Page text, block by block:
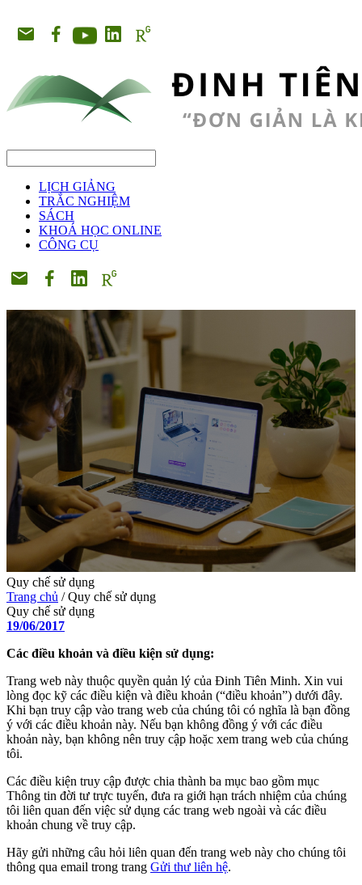
LỊCH GIẢNG
TRẮC NGHIỆM
SÁCH
KHOÁ HỌC ONLINE
CÔNG CỤ
Quy chế sử dụng
Trang chủ /Quy chế sử dụng
Quy chế sử dụng
19/06/2017
Các điều khoản và điều kiện sử dụng:
Trang web này thuộc quyền quản lý của Đinh Tiên Minh. Xin vui
lòng đọc kỹ các điều kiện và điều khoản (“điều khoản”) dưới đây.
Khi bạn truy cập vào trang web của chúng tôi có nghĩa là bạn đồng
ý với các điều khoản này. Nếu bạn không đồng ý với các điều
khoản này, bạn không nên truy cập hoặc xem trang web của chúng
tôi.
Các điều kiện truy cập được chia thành ba mục bao gồm mục
Thông tin đời tư trực tuyến, đưa ra giới hạn trách nhiệm của chúng
tôi liên quan đến việc sử dụng các trang web ngoài và các điều
khoản chung về truy cập.
Hãy gửi những câu hỏi liên quan đến trang web này cho chúng tôi
thông qua email trong trang Gửi thư liên hệ.